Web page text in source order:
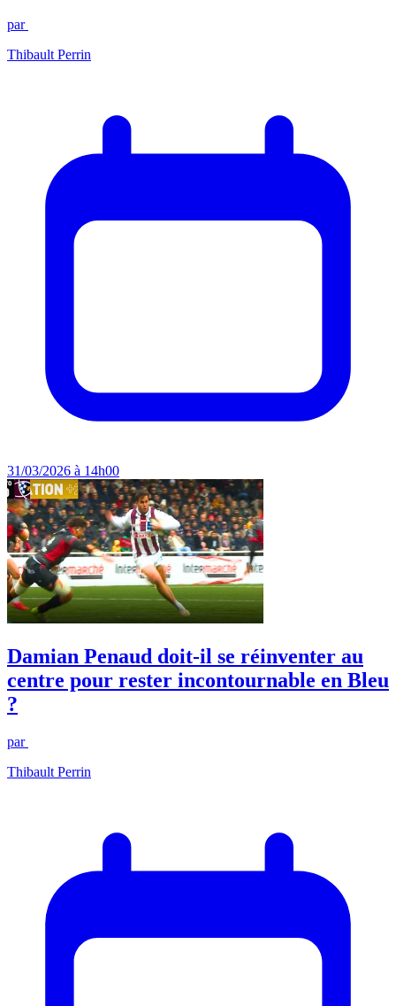
par
Thibault Perrin
31/03/2026 à 14h00
Damian Penaud doit-il se réinventer au
centre pour rester incontournable en Bleu
?
par
Thibault Perrin